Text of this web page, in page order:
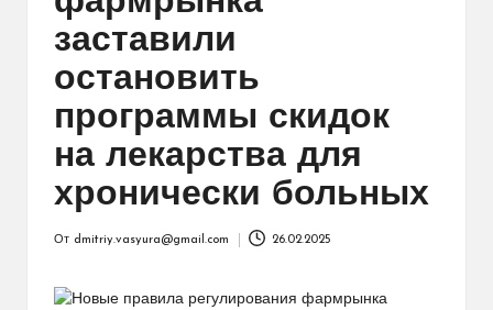
заставили
остановить
программы скидок
на лекарства для
хронически больных
От dmitriy.vasyura@gmail.com 26.02.2025